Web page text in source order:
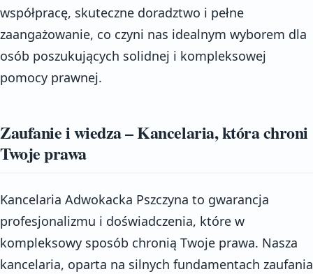
współpracę, skuteczne doradztwo i pełne
zaangażowanie, co czyni nas idealnym wyborem dla
osób poszukujących solidnej i kompleksowej
pomocy prawnej.
Zaufanie i wiedza – Kancelaria, która chroni
Twoje prawa
Kancelaria Adwokacka Pszczyna to gwarancja
profesjonalizmu i doświadczenia, które w
kompleksowy sposób chronią Twoje prawa. Nasza
kancelaria, oparta na silnych fundamentach zaufania